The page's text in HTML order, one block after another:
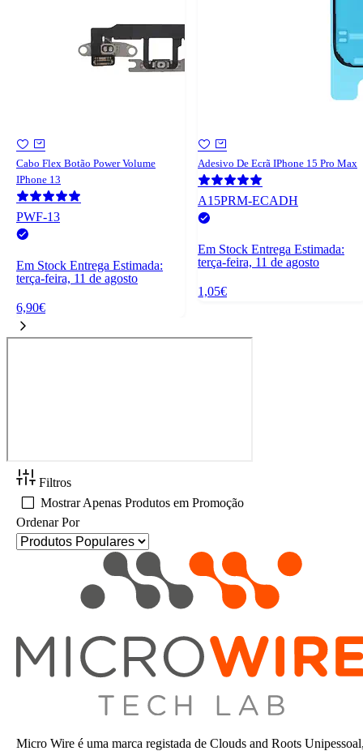
Cabo Flex Botão Power Volume
IPhone 13
PWF-13
Em Stock Entrega Estimada:
terça-feira, 11 de agosto
6,90€
Adesivo De Ecrã IPhone 15 Pro Max
A15PRM-ECADH
Em Stock Entrega Estimada:
terça-feira, 11 de agosto
1,05€
Filtros
Mostrar Apenas Produtos em Promoção
Ordenar Por
Micro Wire é uma marca registada de Clouds and Roots